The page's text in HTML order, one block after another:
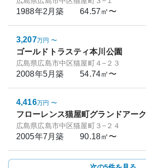
1988年2月築 64.57㎡〜
3,207万円 〜
ゴールドトラスティ本川公園
広島県広島市中区猫屋町４−２３
2008年5月築 54.74㎡〜
4,416万円 〜
フローレンス猫屋町グランドアーク
広島県広島市中区猫屋町３−２４
2005年7月築 90.18㎡〜